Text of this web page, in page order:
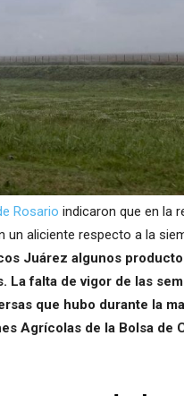
Rosario indicaron que en la
un aliciente respecto a la
Juárez algunos
La falta de vigor de las
que hubo durante la
Agrícolas de la Bolsa de